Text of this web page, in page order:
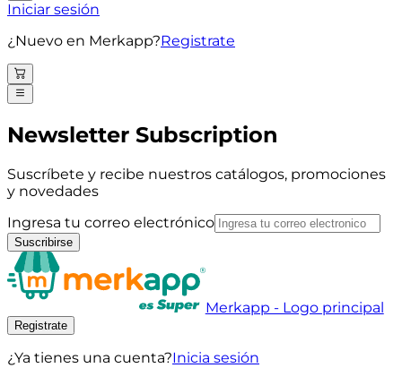
Iniciar sesión
¿Nuevo en Merkapp?Registrate
Newsletter Subscription
Suscríbete y recibe nuestros catálogos, promociones
y novedades
Ingresa tu correo electrónico
Suscribirse
Merkapp - Logo principal
Registrate
¿Ya tienes una cuenta?Inicia sesión